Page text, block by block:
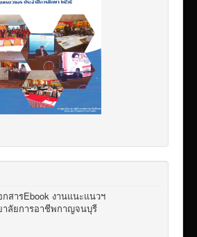
กสารEbook งานแนะแนวฯ
าลัยการอาชีพกาญจนบุรี